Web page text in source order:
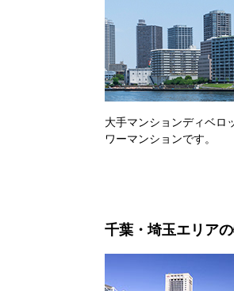
大手マンションディベロ
ワーマンションです。
千葉・埼玉エリア